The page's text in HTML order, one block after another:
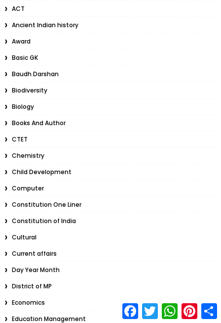
ACT
Ancient Indian history
Award
Basic GK
Baudh Darshan
Biodiversity
Biology
Books And Author
CTET
Chemistry
Child Development
Computer
Constitution One Liner
Constitution of India
Cultural
Current affairs
Day Year Month
District of MP
Economics
Education Management
a
T
w
W
h